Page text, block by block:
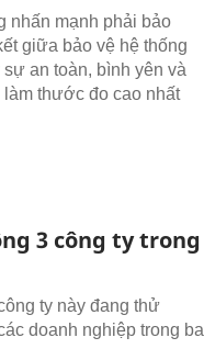
nhấn mạnh phải bảo
giữa bảo vệ hệ thống
an toàn, bình yên và
làm thước đo cao nhất
3 công ty trong
ty này đang thử
doanh nghiệp trong ba